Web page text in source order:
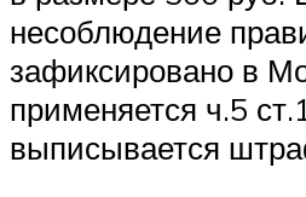
несоблюдение
зафиксировано в
применяется ч.5
выписывается